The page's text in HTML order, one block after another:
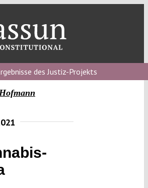
des Justiz-Projekts